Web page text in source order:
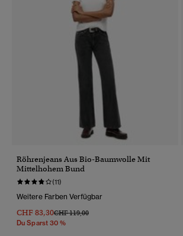
Röhrenjeans Aus Bio-Baumwolle Mit
Mittelhohem Bund
(11)
Weitere Farben Verfügbar
CHF 83,30Preis Wurde Reduziert Von
CHF 119,00Bis
Du Sparst 30 %